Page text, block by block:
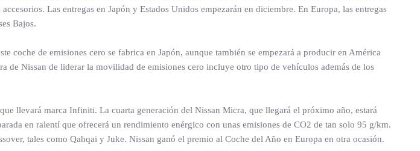
Las entregas en Japón y Estados Unidos empezarán en diciembre. En Europa, las entregas
Bajos.
coche de emisiones cero se fabrica en Japón, aunque también se empezará a producir en América
Nissan de liderar la movilidad de emisiones cero incluye otro tipo de vehículos además de los
llevará marca Infiniti. La cuarta generación del Nissan Micra, que llegará el próximo año, estará
en ralentí que ofrecerá un rendimiento enérgico con unas emisiones de CO2 de tan solo 95 g/km.
tales como Qahqai y Juke. Nissan ganó el premio al Coche del Año en Europa en otra ocasión.